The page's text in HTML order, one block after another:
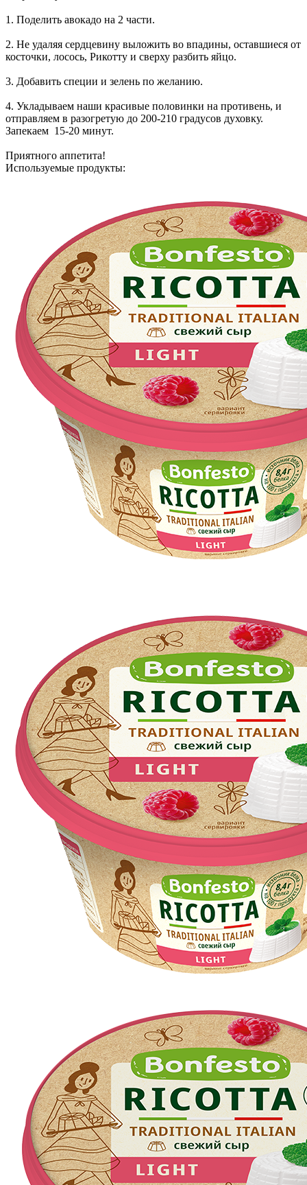
1. Поделить авокадо на 2 части.
2. Не удаляя сердцевину выложить во впадины, оставшиеся от
косточки, лосось, Рикотту и сверху разбить яйцо.
3. Добавить специи и зелень по желанию.
4. Укладываем наши красивые половинки на противень, и
отправляем в разогретую до 200-210 градусов духовку.
Запекаем 15-20 минут.
Приятного аппетита!
Используемые продукты: